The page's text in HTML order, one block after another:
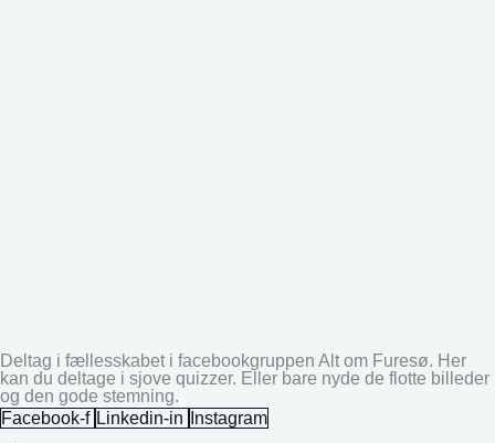
Deltag i fællesskabet i facebookgruppen Alt om Furesø. Her
kan du deltage i sjove quizzer. Eller bare nyde de flotte billeder
og den gode stemning.
Facebook-f Linkedin-in
Instagram